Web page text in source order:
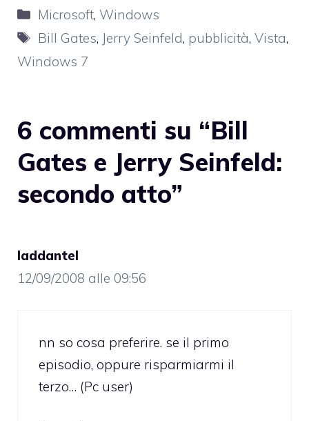
Categorie
Microsoft, Windows
Tag
Bill Gates, Jerry Seinfeld, pubblicità,Vista,
Windows 7
6 commenti su “Bill
Gates e Jerry Seinfeld:
secondo atto”
laddantel
12/09/2008 alle 09:56
nn so cosa preferire. se il primo
episodio, oppure risparmiarmi il
terzo… (Pc user)